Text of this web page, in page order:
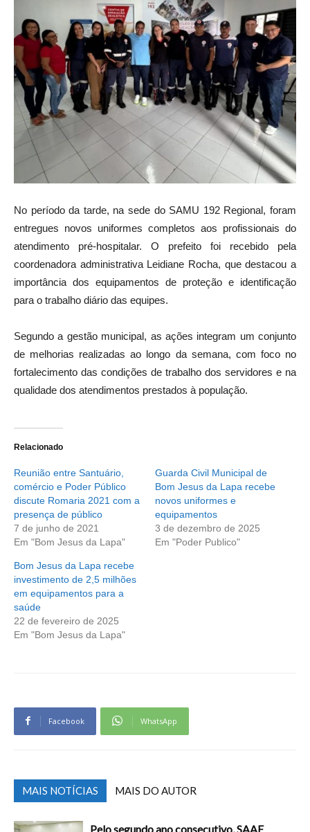
No período da tarde, na sede do SAMU 192 Regional, foram
entregues novos uniformes completos aos profissionais do
atendimento pré-hospitalar. O prefeito foi recebido pela
coordenadora administrativa Leidiane Rocha, que destacou a
importância dos equipamentos de proteção e identificação
para o trabalho diário das equipes.
Segundo a gestão municipal, as ações integram um conjunto
de melhorias realizadas ao longo da semana, com foco no
fortalecimento das condições de trabalho dos servidores e na
qualidade dos atendimentos prestados à população.
Relacionado
Reunião entre Santuário,
comércio e Poder Público
discute Romaria 2021 com a
presença de público
7 de junho de 2021
Em "Bom Jesus da Lapa"
Guarda Civil Municipal de
Bom Jesus da Lapa recebe
novos uniformes e
equipamentos
3 de dezembro de 2025
Em "Poder Publico"
Bom Jesus da Lapa recebe
investimento de 2,5 milhões
em equipamentos para a
saúde
22 de fevereiro de 2025
Em "Bom Jesus da Lapa"
Facebook WhatsApp
MAIS NOTÍCIAS MAIS DO AUTOR
Pelo segundo ano consecutivo, SAAE